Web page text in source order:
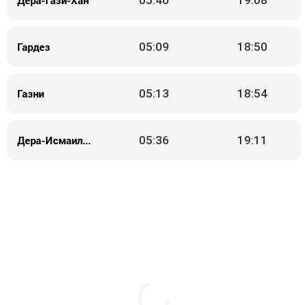
Гардез 05:09 18:50
Газни 05:13 18:54
Дера-Исмаил-Хан 05:36 19:11